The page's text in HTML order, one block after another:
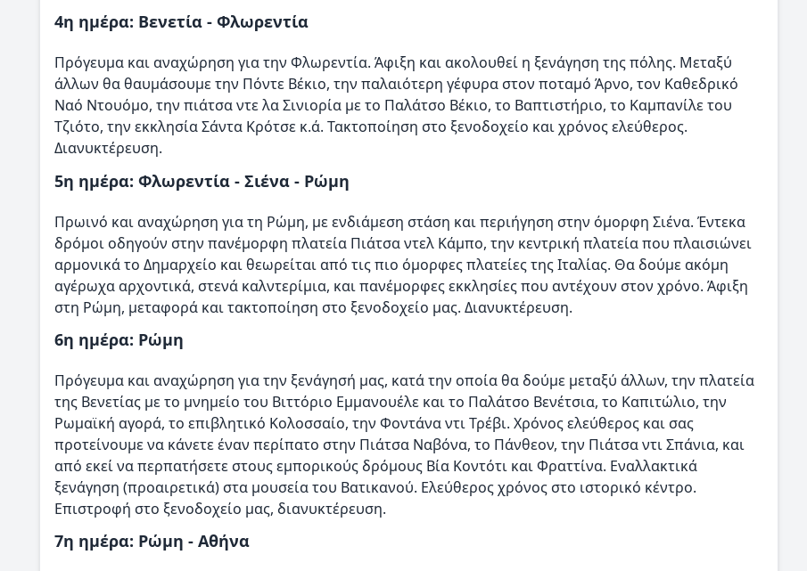
4η ημέρα: Βενετία - Φλωρεντία
Πρόγευμα και αναχώρηση για την Φλωρεντία. Άφιξη και ακολουθεί η ξενάγηση της πόλης. Μεταξύ
άλλων θα θαυμάσουμε την Πόντε Βέκιο, την παλαιότερη γέφυρα στον ποταμό Άρνο, τον Καθεδρικό
Ναό Ντουόμο, την πιάτσα ντε λα Σινιορία με το Παλάτσο Βέκιο, το Βαπτιστήριο, το Καμπανίλε του
Τζιότο, την εκκλησία Σάντα Κρότσε κ.ά. Τακτοποίηση στο ξενοδοχείο και χρόνος ελεύθερος.
Διανυκτέρευση.
5η ημέρα: Φλωρεντία - Σιένα - Ρώμη
Πρωινό και αναχώρηση για τη Ρώμη, με ενδιάμεση στάση και περιήγηση στην όμορφη Σιένα. Έντεκα
δρόμοι οδηγούν στην πανέμορφη πλατεία Πιάτσα ντελ Κάμπο, την κεντρική πλατεία που πλαισιώνει
αρμονικά το Δημαρχείο και θεωρείται από τις πιο όμορφες πλατείες της Ιταλίας. Θα δούμε ακόμη
αγέρωχα αρχοντικά, στενά καλντερίμια, και πανέμορφες εκκλησίες που αντέχουν στον χρόνο. Άφιξη
στη Ρώμη, μεταφορά και τακτοποίηση στο ξενοδοχείο μας. Διανυκτέρευση.
6η ημέρα: Ρώμη
Πρόγευμα και αναχώρηση για την ξενάγησή μας, κατά την οποία θα δούμε μεταξύ άλλων, την πλατεία
της Βενετίας με το μνημείο του Βιττόριο Εμμανουέλε και το Παλάτσο Βενέτσια, το Καπιτώλιο, την
Ρωμαϊκή αγορά, το επιβλητικό Κολοσσαίο, την Φοντάνα ντι Τρέβι. Χρόνος ελεύθερος και σας
προτείνουμε να κάνετε έναν περίπατο στην Πιάτσα Ναβόνα, το Πάνθεον, την Πιάτσα ντι Σπάνια, και
από εκεί να περπατήσετε στους εμπορικούς δρόμους Βία Κοντότι και Φραττίνα. Εναλλακτικά
ξενάγηση (προαιρετικά) στα μουσεία του Βατικανού. Ελεύθερος χρόνος στο ιστορικό κέντρο.
Επιστροφή στο ξενοδοχείο μας, διανυκτέρευση.
7η ημέρα: Ρώμη - Αθήνα